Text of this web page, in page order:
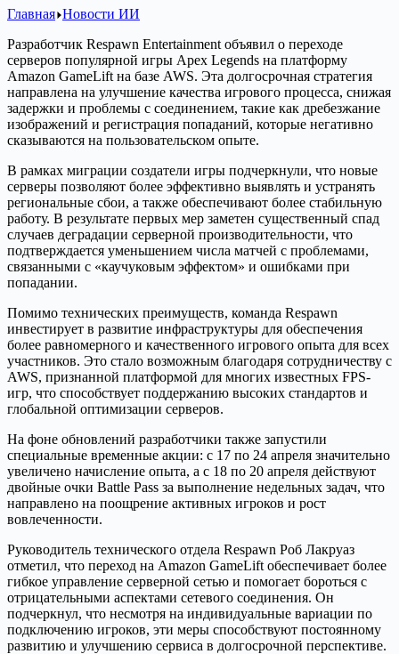
Главная Новости ИИ
Разработчик Respawn Entertainment объявил о переходе
серверов популярной игры Apex Legends на платформу
Amazon GameLift на базе AWS. Эта долгосрочная стратегия
направлена на улучшение качества игрового процесса, снижая
задержки и проблемы с соединением, такие как дребезжание
изображений и регистрация попаданий, которые негативно
сказываются на пользовательском опыте.
В рамках миграции создатели игры подчеркнули, что новые
серверы позволяют более эффективно выявлять и устранять
региональные сбои, а также обеспечивают более стабильную
работу. В результате первых мер заметен существенный спад
случаев деградации серверной производительности, что
подтверждается уменьшением числа матчей с проблемами,
связанными с «каучуковым эффектом» и ошибками при
попадании.
Помимо технических преимуществ, команда Respawn
инвестирует в развитие инфраструктуры для обеспечения
более равномерного и качественного игрового опыта для всех
участников. Это стало возможным благодаря сотрудничеству с
AWS, признанной платформой для многих известных FPS-
игр, что способствует поддержанию высоких стандартов и
глобальной оптимизации серверов.
На фоне обновлений разработчики также запустили
специальные временные акции: с 17 по 24 апреля значительно
увеличено начисление опыта, а с 18 по 20 апреля действуют
двойные очки Battle Pass за выполнение недельных задач, что
направлено на поощрение активных игроков и рост
вовлеченности.
Руководитель технического отдела Respawn Роб Лакруаз
отметил, что переход на Amazon GameLift обеспечивает более
гибкое управление серверной сетью и помогает бороться с
отрицательными аспектами сетевого соединения. Он
подчеркнул, что несмотря на индивидуальные вариации по
подключению игроков, эти меры способствуют постоянному
развитию и улучшению сервиса в долгосрочной перспективе.